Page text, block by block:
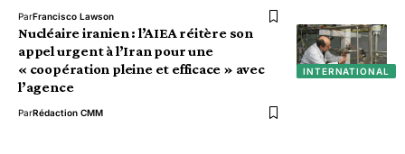
ParFrancisco Lawson
INTERNATIONAL
Nucléaire iranien : l’AIEA réitère son
appel urgent à l’Iran pour une
« coopération pleine et efficace » avec
l’agence
ParRédaction CMM